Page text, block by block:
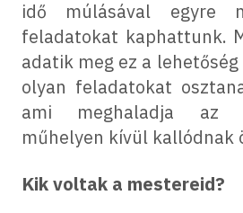
idő múlásával egyre
feladatokat kaphattunk.
adatik meg ez a
olyan feladatokat
ami meghaladja az
műhelyen kívül kallódnak
Kik voltak a mestereid?